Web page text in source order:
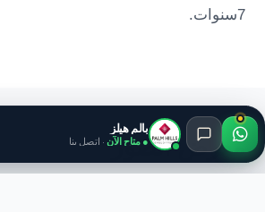
7سنوات.
معرض الصور
بالم هيلز
● متاح الآن · اتصل بنا